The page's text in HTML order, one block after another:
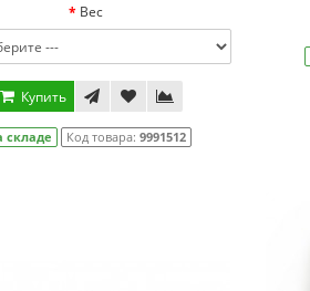
Вес
Купить
складе Код товара: 9991512